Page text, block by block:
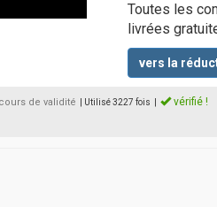
Toutes les
livrées
vers la
de validité | Utilisé 3227 fois vérifié !